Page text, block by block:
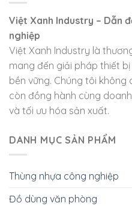
Việt Xanh Industry – Dẫn
nghiệp
Việt Xanh Industry là
mang đến giải pháp thiết
bền vững. Chúng tôi
còn đồng hành cùng
và tối ưu hóa sản xuất.
DANH MỤC SẢN PHẨM
Thùng nhựa công nghiệp
Đồ dùng văn phòng